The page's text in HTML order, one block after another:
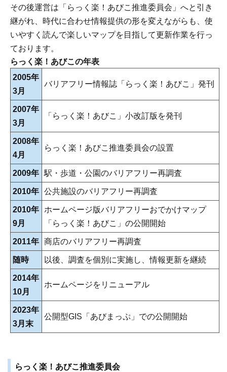
その後運営は「らっく楽！あびこ推進委員会」へと引き
継がれ、時代に合わせ情報提供の形を変えながらも、使
いやすく読んで楽しいマップを目指して更新作業を行っ
ております。
らっく楽！あびこの年表
2005年
3月
バリアフリー情報誌「らっく楽！あびこ」発刊
2007年
3月
「らっく楽！あびこ」小改訂版を発刊
2008年
4月
らっく楽！あびこ推進委員会の設置
2009年 駅・歩道・公園のバリアフリー再調査
2010年 公共施設のバリアフリー再調査
2010年
9月
ホームページ版バリアフリーおでかけマップ
「らっく楽！あびこ」の公開開始
2011年 商店のバリアフリー再調査
随時 以後、調査を個別に実施し、情報更新を継続
2014年
10月
ホームページをリニューアル
2023年
3月末
公開型GIS「あびまっぷ」での公開開始
らっく楽！あびこ推進委員会